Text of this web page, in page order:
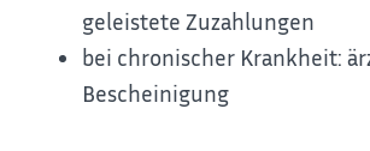
geleistete Zuzahlungen
bei chronischer Krankheit:
Bescheinigung